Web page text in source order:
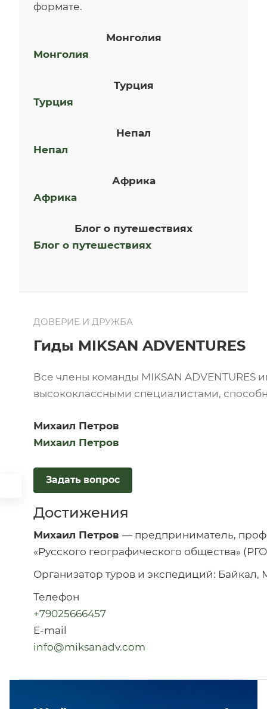
формате.
Монголия
Монголия
Турция
Турция
Непал
Непал
Африка
Африка
Блог о путешествиях
Блог о путешествиях
ДОВЕРИЕ И ДРУЖБА
Гиды MIKSAN ADVENTURES
Все члены команды MIKSAN
высококлассными специалистами,
Михаил Петров
Михаил Петров
Задать вопрос
Достижения
Михаил Петров — предприниматель,
«Русского географического общества»
Организатор туров и экспедиций:
Телефон
+79025666457
E-mail
info@miksanadv.com